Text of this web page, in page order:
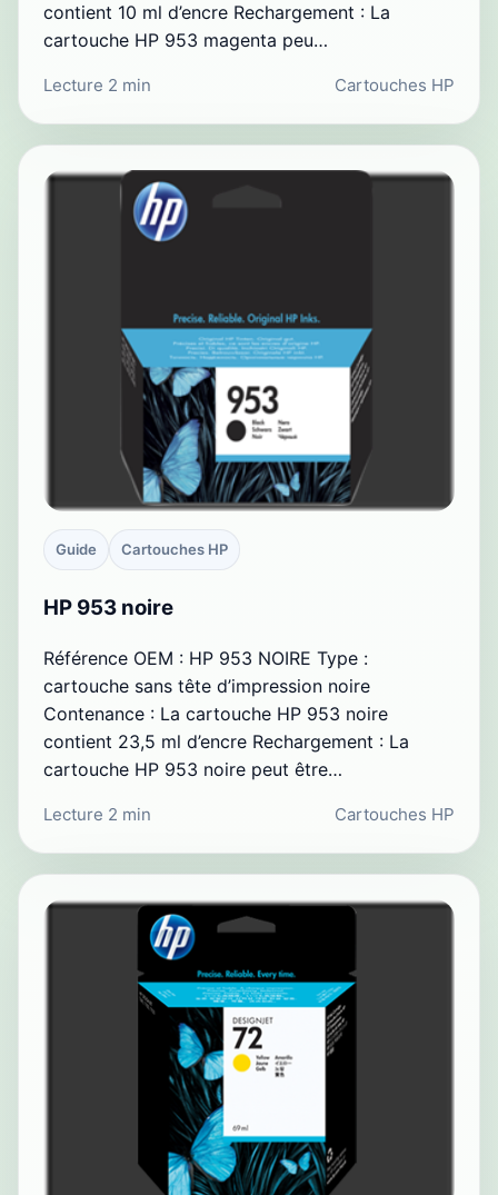
contient 10 ml d’encre Rechargement : La
cartouche HP 953 magenta peu…
Lecture 2 min Cartouches HP
Guide Cartouches HP
HP 953 noire
Référence OEM : HP 953 NOIRE Type :
cartouche sans tête d’impression noire
Contenance : La cartouche HP 953 noire
contient 23,5 ml d’encre Rechargement : La
cartouche HP 953 noire peut être…
Lecture 2 min Cartouches HP